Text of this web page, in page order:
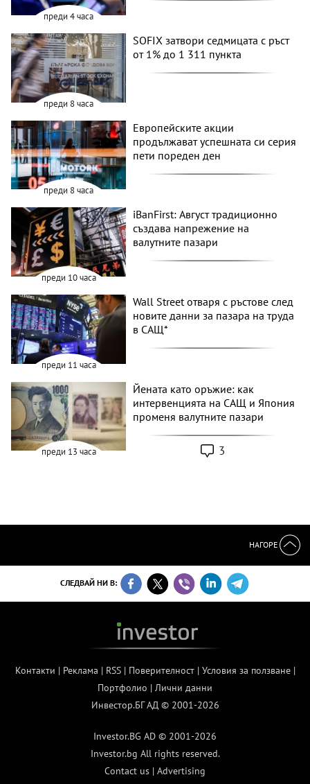
преди 4 часа
преди 8 часа
SOFIX затвори седмицата с ръст
от 1% до 1 311 пункта
преди 8 часа
Европейските акции
продължават успешната си серия
пети пореден ден
преди 10 часа
iBanFirst: Август традиционно
създава напрежение на
валутните пазари
преди 11 часа
Wall Street отваря с ръстове след
новите данни за пазара на труда
в САЩ*
преди 13 часа
Йената като оръжие: как
интервенцията на САЩ и Япония
променя валутните пазари
3
НАГОРЕ
СЛЕДВАЙ НИ В:
Контакти | Реклама | RSS| Поверителност| Условия за ползване|
Портфолио | Лични данни
Инвестор.БГ АД © 2001-2026
Investor.BG AD © 2001-2026
Investor.bg All rights reserved.
Contact us | Advertising